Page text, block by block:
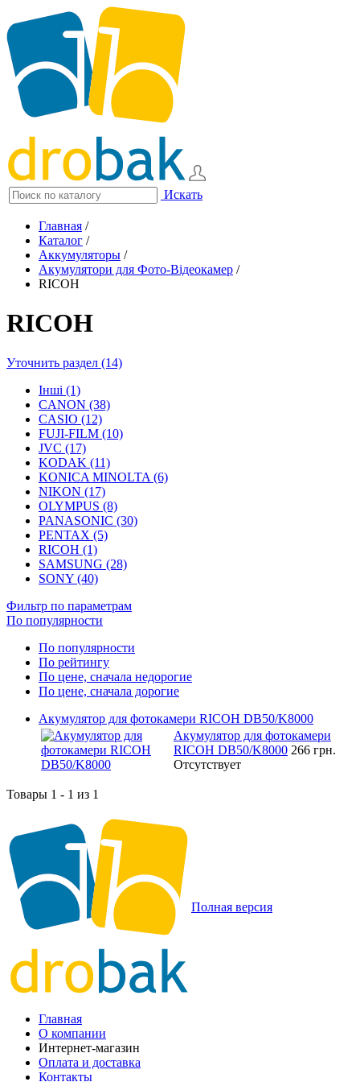
Искать
Главная /
Каталог /
Аккумуляторы /
Акумулятори для Фото-Відеокамер /
RICOH
RICOH
Уточнить раздел (14)
Інші (1)
CANON (38)
CASIO (12)
FUJI-FILM (10)
JVC (17)
KODAK (11)
KONICA MINOLTA (6)
NIKON (17)
OLYMPUS (8)
PANASONIC (30)
PENTAX (5)
RICOH (1)
SAMSUNG (28)
SONY (40)
Фильтр по параметрам
По популярности
По популярности
По рейтингу
По цене, сначала недорогие
По цене, сначала дорогие
Акумулятор для фотокамери RICOH DB50/K8000
Акумулятор для фотокамери
RICOH DB50/K8000 266 грн.
Отсутствует
Товары 1 - 1 из 1
Полная версия
Главная
О компании
Интернет-магазин
Оплата и доставка
Контакты